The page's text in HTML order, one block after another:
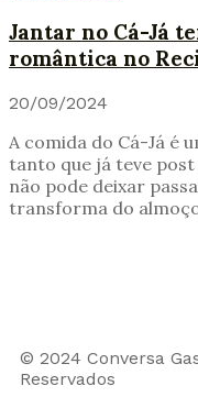
Jantar no Cá-Já
romântica no
20/09/2024
A comida do Cá-Já é
tanto que já teve post
não pode deixar
transforma do
© 2024 Conversa
Reservados